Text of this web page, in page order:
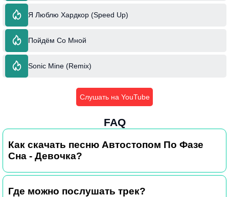
Я Люблю Хардкор (Speed Up)
Пойдём Со Мной
Sonic Mine (Remix)
Слушать на YouTube
FAQ
Как скачать песню Автостопом По Фазе
Сна - Девочка?
Где можно послушать трек?